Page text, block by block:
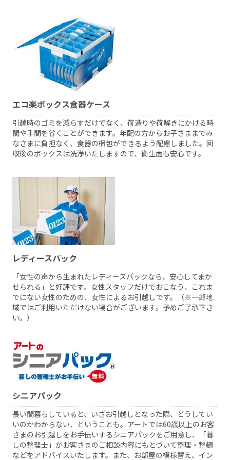
エコ楽ボックス食器ケース
引越時のゴミを減らすだけでなく、荷造りや荷解きにかける時
間や手間を省くことができます。年配の方からお子さままでみ
なさまに負担なく、食器の梱包ができるよう配慮しました。回
収後のボックスは洗浄いたしますので、衛生面も安心です。
レディースパック
「女性の声から生まれたレディースパックなら、安心してまか
せられる」と好評です。女性スタッフだけでおこなう、これま
でにない女性のための、女性によるお引越しです。（※一部地
域ではご利用いただけない場合がございます。予めご了承下さ
い。）
シニアパック
長い間暮らしていると、いざお引越しとなった際、どうしてい
いのかわからない、ということも。アートでは60歳以上のお客
さまのお引越しをお手伝いするシニアパックをご用意し、「暮
しの整理士」がお客さまのご相談内容にもとづいて整理・整頓
などをアドバイスいたします。また、お部屋の模様替え、イン